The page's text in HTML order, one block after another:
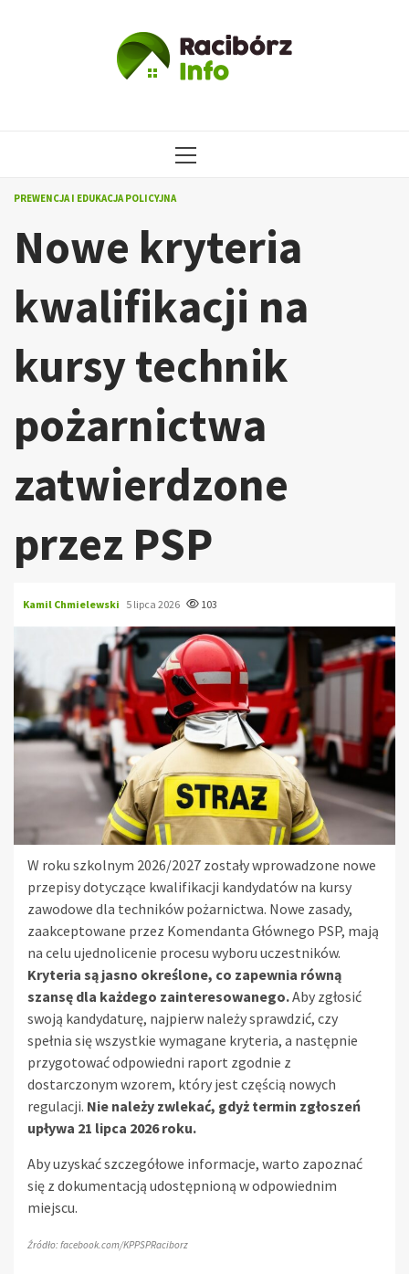
MENU
PREWENCJA I EDUKACJA POLICYJNA
Nowe kryteria
kwalifikacji na
kursy technik
pożarnictwa
zatwierdzone
przez PSP
Kamil Chmielewski 5 lipca 2026 103
W roku szkolnym 2026/2027 zostały wprowadzone nowe
przepisy dotyczące kwalifikacji kandydatów na kursy
zawodowe dla techników pożarnictwa. Nowe zasady,
zaakceptowane przez Komendanta Głównego PSP, mają
na celu ujednolicenie procesu wyboru uczestników.
Kryteria są jasno określone, co zapewnia równą
szansę dla każdego zainteresowanego.Aby zgłosić
swoją kandydaturę, najpierw należy sprawdzić, czy
spełnia się wszystkie wymagane kryteria, a następnie
przygotować odpowiedni raport zgodnie z
dostarczonym wzorem, który jest częścią nowych
regulacji. Nie należy zwlekać, gdyż termin zgłoszeń
upływa 21 lipca 2026 roku.
Aby uzyskać szczegółowe informacje, warto zapoznać
się z dokumentacją udostępnioną w odpowiednim
miejscu.
Źródło: facebook.com/KPPSPRaciborz